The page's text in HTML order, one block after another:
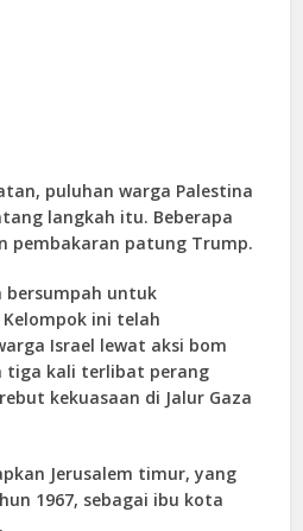
puluhan warga Palestina
langkah itu. Beberapa
pembakaran patung Trump.
bersumpah untuk
ini telah
Israel lewat aksi bom
tiga kali terlibat perang
kekuasaan di Jalur Gaza
Jerusalem timur, yang
1967, sebagai ibu kota